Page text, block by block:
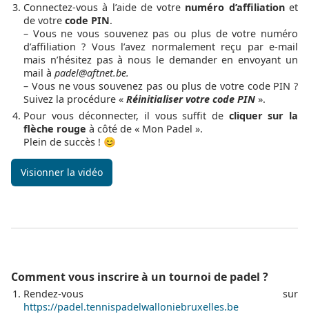
Connectez-vous à l’aide de votre numéro d’affiliationet
de votre code PIN.
– Vous ne vous souvenez pas ou plus de votre numéro
d’affiliation ? Vous l’avez normalement reçu par e-mail
mais n’hésitez pas à nous le demander en envoyant un
mail à padel@aftnet.be.
– Vous ne vous souvenez pas ou plus de votre code PIN ?
Suivez la procédure « Réinitialiser votre code PIN ».
Pour vous déconnecter, il vous suffit de cliquer sur la
flèche rouge à côté de « Mon Padel ».
Plein de succès ! 😊
Visionner la vidéo
Comment vous inscrire à un tournoi de padel ?
Rendez-vous sur
https://padel.tennispadelwalloniebruxelles.be